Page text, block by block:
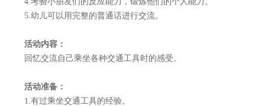
5.幼儿可以用完整的普通话进行交流。
活动内容：
回忆交流自己乘坐各种交通工具时的感受。
活动准备：
1.有过乘坐交通工具的经验。